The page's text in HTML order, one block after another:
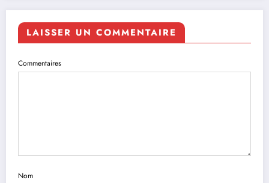
LAISSER UN COMMENTAIRE
Commentaires
Nom